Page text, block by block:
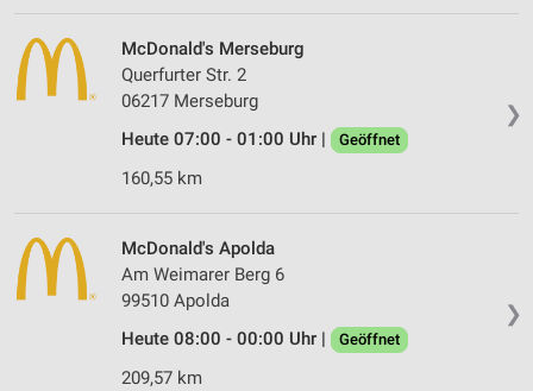
❯
McDonald's Merseburg
Querfurter Str. 2
06217 Merseburg
Heute 07:00 - 01:00 Uhr |
Geöffnet
160,55 km
❯
McDonald's Apolda
Am Weimarer Berg 6
99510 Apolda
Heute 08:00 - 00:00 Uhr |
Geöffnet
209,57 km